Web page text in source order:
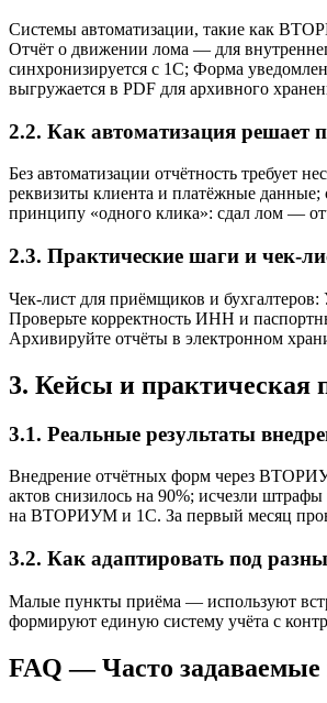
Системы автоматизации, такие как
Отчёт о движении лома — для
синхронизируется с 1С; Форма
выгружается в PDF для архивного
2.2. Как автоматизация решает
Без автоматизации отчётность
реквизиты клиента и платёжные данные;
принципу «одного клика»: сдал лом —
2.3. Практические шаги и чек-
Чек-лист для приёмщиков и
Проверьте корректность ИНН и
Архивируйте отчёты в электронном
3. Кейсы и практическая
3.1. Реальные результаты
Внедрение отчётных форм через
актов снизилось на 90%; исчезли
на ВТОРИУМ и 1С. За первый месяц
3.2. Как адаптировать под
Малые пункты приёма — используют
формируют единую систему учёта с
FAQ — Часто задаваемые